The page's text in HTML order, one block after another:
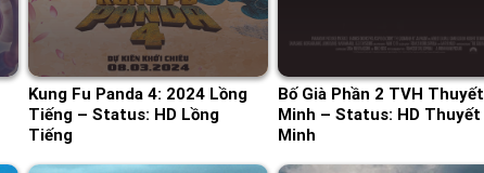
Kung Fu Panda 4: 2024 Lồng
Tiếng – Status: HD Lồng
Tiếng
Bố Già Phần 2 TVH Thuyết
Minh – Status: HD Thuyết
Minh